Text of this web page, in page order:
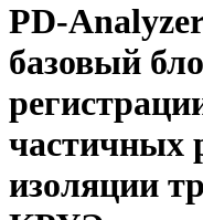
PD-
базовый
частичных
изоляции